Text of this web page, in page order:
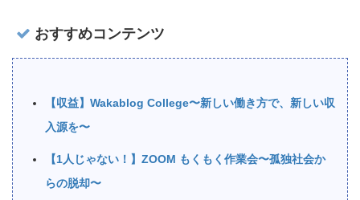
おすすめコンテンツ
【収益】Wakablog College〜新しい働き方で、新しい収
入源を〜
【1人じゃない！】ZOOM もくもく作業会〜孤独社会か
らの脱却〜